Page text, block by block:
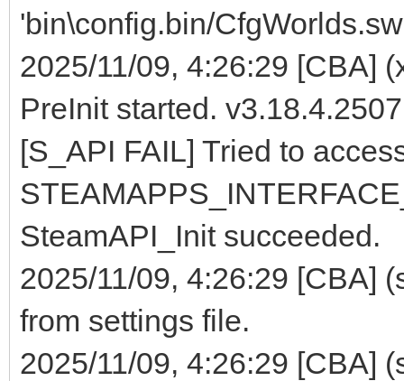
'bin\config.bin/
2025/11/09, 4:26:29 [CBA]
PreInit started.
[S_API FAIL] Tried to
SteamAPI_Init succeeded.
2025/11/09, 4:26:29 [CBA]
from settings file.
2025/11/09, 4:26:29 [CBA]